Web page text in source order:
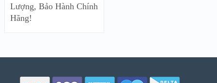
Lượng, Bảo Hành Chính
Hãng!